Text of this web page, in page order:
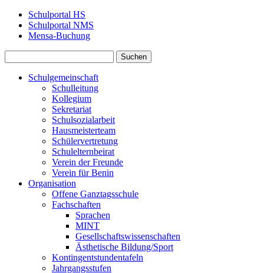
Schulportal HS
Schulportal NMS
Mensa‑Buchung
Schulgemeinschaft
Schulleitung
Kollegium
Sekretariat
Schulsozialarbeit
Hausmeisterteam
Schülervertretung
Schulelternbeirat
Verein der Freunde
Verein für Benin
Organisation
Offene Ganztagsschule
Fachschaften
Sprachen
MINT
Gesellschaftswissenschaften
Ästhetische Bildung/Sport
Kontingentstundentafeln
Jahrgangsstufen